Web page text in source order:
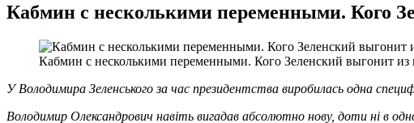
Кабмин с несколькими переменными. Кого
Кабмин с несколькими переменными. Кого Зеленский выгонит из
У Володимира Зеленського за час президентства виробилась одна
Володимир Олександрович навіть вигадав абсолютно нову, доти ні в